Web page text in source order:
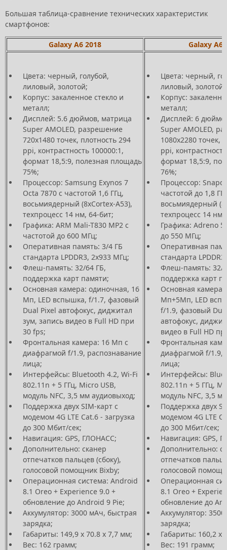
Большая таблица-сравнение технических характеристик
смартфонов:
Galaxy A6 2018 Galaxy A6
Цвета: черный, голубой,
лиловый, золотой;
Корпус: закаленное стекло и
металл;
Дисплей: 5.6 дюймов, матрица
Super AMOLED, разрешение
720х1480 точек, плотность 294
ppi, контрастность 100000:1,
формат 18,5:9, полезная площадь
75%;
Процессор: Samsung Exynos 7
Octa 7870 с частотой 1,6 ГГц,
восьмиядерный (8xCortex-A53),
техпроцесс 14 нм, 64-бит;
Графика: ARM Mali-T830 MP2 с
частотой до 600 МГц;
Оперативная память: 3/4 ГБ
стандарта LPDDR3, 2х933 МГц;
Флеш-память: 32/64 ГБ,
поддержка карт памяти;
Основная камера: одиночная, 16
Мп, LED вспышка, f/1.7, фазовый
Dual Pixel автофокус, диджитал
зум, запись видео в Full HD при
30 fps;
Фронтальная камера: 16 Мп с
диафрагмой f/1.9, распознавание
лица;
Интерфейсы: Bluetooth 4.2, Wi-Fi
802.11n + 5 ГГц, Micro USB,
модуль NFC, 3,5 мм аудиовыход;
Поддержка двух SIM-карт с
модемом 4G LTE Cat.6 - загрузка
до 300 Мбит/сек;
Навигация: GPS, ГЛОНАСС;
Дополнительно: сканер
отпечатков пальцев (сбоку),
голосовой помощник Bixby;
Операционная система: Android
8.1 Oreo + Experience 9.0 +
обновление до Android 9 Pie;
Аккумулятор: 3000 мАч, быстрая
зарядка;
Габариты: 149,9 х 70.8 х 7,7 мм;
Вес: 162 грамм;
Цвета: черный,
лиловый, золотой;
Корпус:
металл;
Дисплей: 6
Super AMOLED,
1080х2280 точек,
ppi,
формат 18,5:9,
76%;
Процессор:
частотой до 1,8
восьмиядерный
техпроцесс 14 нм,
Графика: Adreno
до 550 МГц;
Оперативная
стандарта
Флеш-память: 32/
поддержка карт
Основная камера:
Мп+5Мп, LED
f/1.9, фазовый
автофокус,
видео в Full HD
Фронтальная
диафрагмой f/1.9,
лица;
Интерфейсы:
802.11n + 5 ГГц,
модуль NFC, 3,5
Поддержка двух
модемом 4G LTE
до 300 Мбит/сек;
Навигация: GPS,
Дополнительно:
отпечатков
голосовой
Операционная
8.1 Oreo +
обновление до
Аккумулятор:
зарядка;
Габариты: 160,2 х
Вес: 191 грамм;